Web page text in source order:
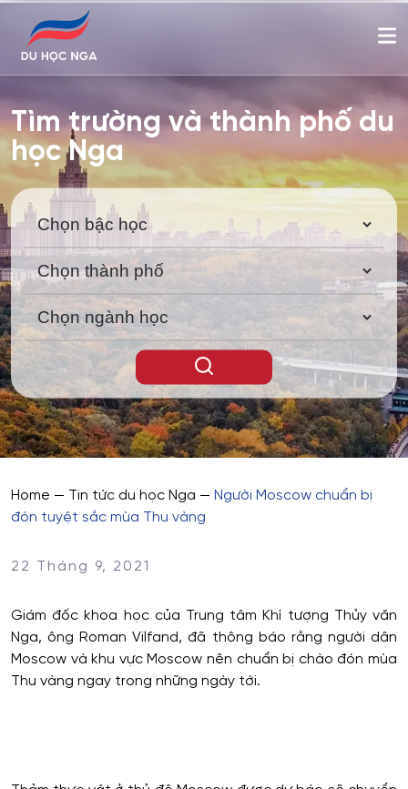
Tìm trường và thành phố du
học Nga
Home — Tin tức du học Nga — Người Moscow chuẩn bị
đón tuyệt sắc mùa Thu vàng
22 Tháng 9, 2021
Giám đốc khoa học của Trung tâm Khí tượng Thủy văn
Nga, ông Roman Vilfand, đã thông báo rằng người dân
Moscow và khu vực Moscow nên chuẩn bị chào đón mùa
Thu vàng ngay trong những ngày tới.